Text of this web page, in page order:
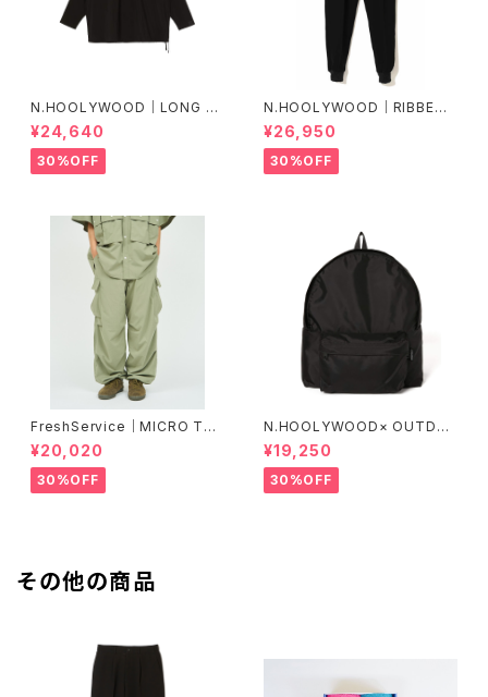
N.HOOLYWOOD｜LONG SL
EEVE T-SHIRT ｜2251-CS1
4-005 peg
¥24,640
30%OFF
N.HOOLYWOOD｜RIBBED P
ANTS ｜2241-CP05-098 p
eg
¥26,950
30%OFF
FreshService｜MICRO TYP
EWRITER CARGO PANTS
¥20,020
30%OFF
N.HOOLYWOOD× OUTDO
OR PRODUCTS｜BACKPAC
K(2251-AC02)
¥19,250
30%OFF
その他の商品